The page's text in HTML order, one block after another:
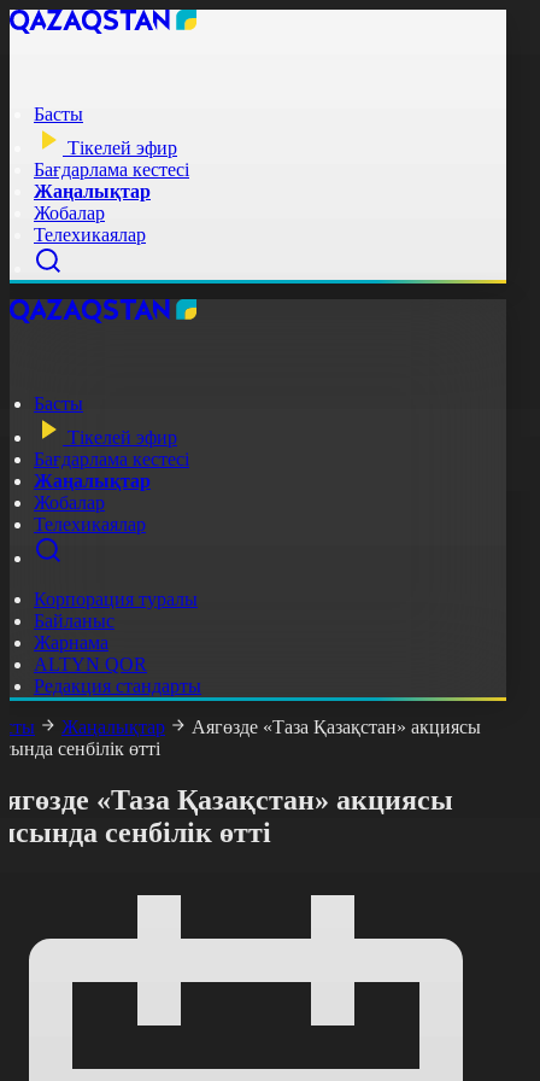
Басты
Тікелей эфир
Бағдарлама кестесі
Жаңалықтар
Жобалар
Телехикаялар
Басты
Тікелей эфир
Бағдарлама кестесі
Жаңалықтар
Жобалар
Телехикаялар
Корпорация туралы
Байланыс
Жарнама
ALTYN QOR
Редакция стандарты
Жаңалықтар
Аягөзде «Таза Қазақстан» акциясы
сенбілік өтті
«Таза Қазақстан» акциясы
сенбілік өтті